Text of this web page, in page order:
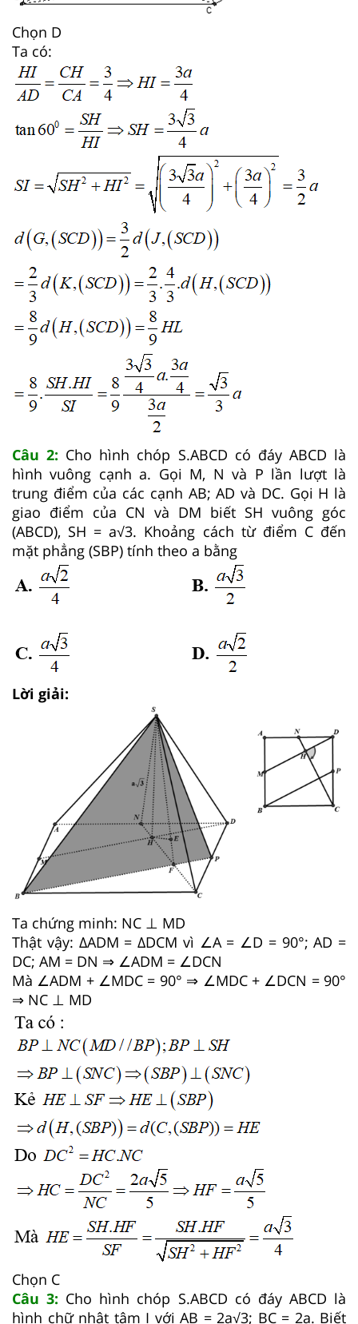
Chọn D
Ta có:
Câu 2: Cho hình chóp S.ABCD có đáy ABCD là
hình vuông cạnh a. Gọi M, N và P lần lượt là
trung điểm của các cạnh AB; AD và DC. Gọi H là
giao điểm của CN và DM biết SH vuông góc
(ABCD), SH = a√3. Khoảng cách từ điểm C đến
mặt phẳng (SBP) tính theo a bằng
Lời giải:
Ta chứng minh: NC ⊥ MD
Thật vậy: ΔADM = ΔDCM vì ∠A = ∠D = 90°; AD =
DC; AM = DN ⇒ ∠ADM = ∠DCN
Mà ∠ADM + ∠MDC = 90° ⇒ ∠MDC + ∠DCN = 90°
⇒ NC ⊥ MD
Chọn C
Câu 3: Cho hình chóp S.ABCD có đáy ABCD là
hình chữ nhật tâm I với AB = 2a√3; BC = 2a. Biết